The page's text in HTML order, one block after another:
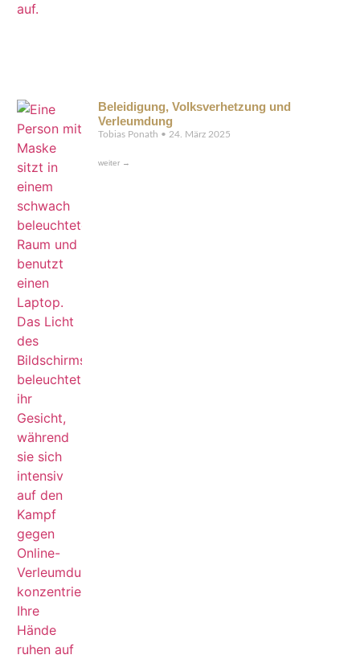
Beleidigung, Volksverhetzung und
Verleumdung
Tobias Ponath 24. März 2025
weiter →